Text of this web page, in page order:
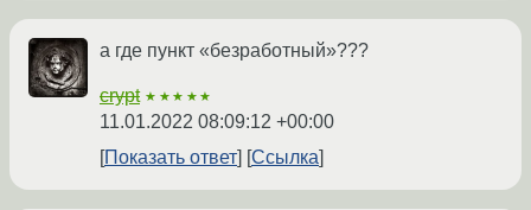
а где пункт «безработный»???
crypt ★★★★★
11.01.2022 08:09:12 +00:00
Показать ответ
Ссылка